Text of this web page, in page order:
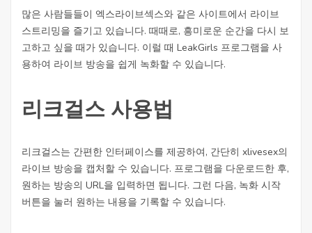
많은 사람들들이 엑스라이브섹스와 같은 사이트에서 라이브
스트리밍을 즐기고 있습니다. 때때로, 흥미로운 순간을 다시 보
고하고 싶을 때가 있습니다. 이럴 때 LeakGirls 프로그램을 사
용하여 라이브 방송을 쉽게 녹화할 수 있습니다.
리크걸스 사용법
리크걸스는 간편한 인터페이스를 제공하여, 간단히 xlivesex의
라이브 방송을 캡처할 수 있습니다. 프로그램을 다운로드한 후,
원하는 방송의 URL을 입력하면 됩니다. 그런 다음, 녹화 시작
버튼을 눌러 원하는 내용을 기록할 수 있습니다.